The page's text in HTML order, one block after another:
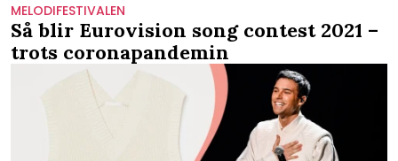
MELODIFESTIVALEN
Så blir Eurovision song contest 2021 –
trots coronapandemin